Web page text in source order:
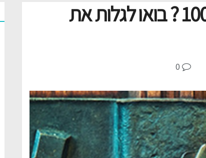
האם הבלוקצ’יין בטוח ב-100% ? בואו לגלות את